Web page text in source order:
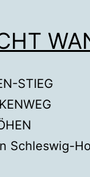
STIEG
Schleswig-